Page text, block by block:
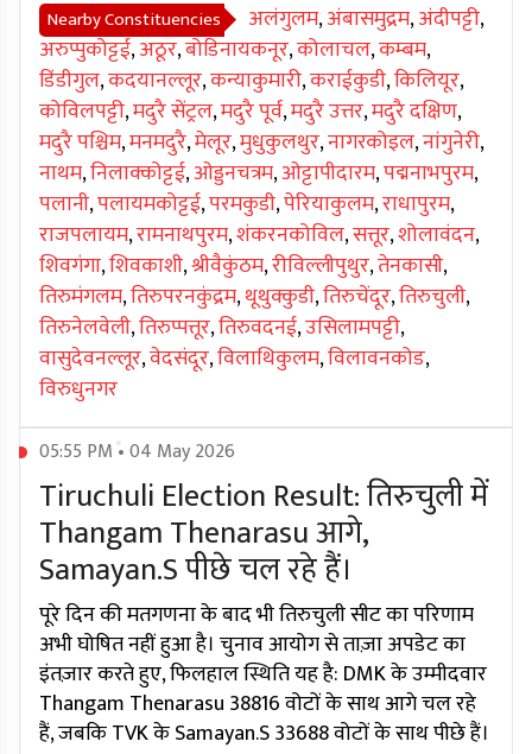
Nearby Constituencies अलंगुलम,अंबासमुद्रम,अंदीपट्टी,
अरुप्पुकोट्टई,अठूर,बोडिनायकनूर,कोलाचल,कम्बम,
डिंडीगुल,कदयानल्लूर,कन्याकुमारी,कराईकुडी,किलियूर,
कोविलपट्टी,मदुरै सेंट्रल,मदुरै पूर्व,मदुरै उत्तर,मदुरै दक्षिण,
मदुरै पश्चिम,मनमदुरै,मेलूर,मुधुकुलथुर,नागरकोइल,नांगुनेरी,
नाथम,निलाक्कोट्टई,ओड्डनचत्रम,ओट्टापीदारम,पद्मनाभपुरम,
पलानी,पलायमकोट्टई,परमकुडी,पेरियाकुलम,राधापुरम,
राजपलायम,रामनाथपुरम,शंकरनकोविल,सत्तूर,शोलावंदन,
शिवगंगा,शिवकाशी,श्रीवैकुंठम,रीविल्लीपुथुर,तेनकासी,
तिरुमंगलम,तिरुपरनकुंद्रम,थूथुक्कुडी,तिरुचेंदूर,तिरुचुली,
तिरुनेलवेली,तिरुप्पत्तूर,तिरुवदनई,उसिलामपट्टी,
वासुदेवनल्लूर,वेदसंदूर,विलाथिकुलम,विलावनकोड,
विरुधुनगर
05:55 PM • 04 May 2026
Tiruchuli Election Result: तिरुचुली में
Thangam Thenarasu आगे,
Samayan.S पीछे चल रहे हैं।
पूरे दिन की मतगणना के बाद भी तिरुचुली सीट का परिणाम
अभी घोषित नहीं हुआ है। चुनाव आयोग से ताज़ा अपडेट का
इंतज़ार करते हुए, फिलहाल स्थिति यह है: DMK के उम्मीदवार
Thangam Thenarasu 38816 वोटों के साथ आगे चल रहे
हैं, जबकि TVK के Samayan.S 33688 वोटों के साथ पीछे हैं।